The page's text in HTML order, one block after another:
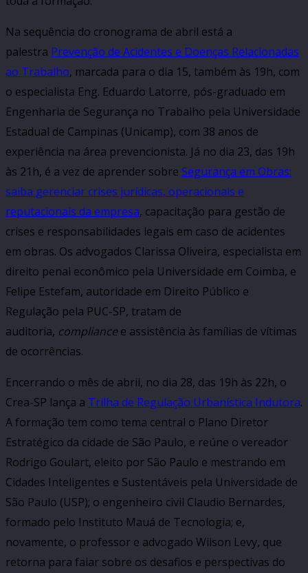
Na sequência do cronograma de abril está a
palestra Prevenção de Acidentes e Doenças Relacionadas
ao Trabalho, marcada para o dia 15, também às 19h, com
o especialista Eng. Eduardo Latorre, pós-graduado em
Engenharia de Segurança no Trabalho pela Universidade
Estadual de Campinas (Unicamp), com 38 anos de
experiência na área prevencionista. Já no dia 23, das 19h
às 21h, é a vez de aprender sobre Segurança em Obras:
saiba gerenciar crises jurídicas, operacionais e
reputacionais da empresa, capacitação para gestão de
crises e responsabilidades legais em caso de acidentes
em obras. Os advogados Clarissa Oliveira, especialista em
direito penal econômico pela Universidade em Coimba, e
Felipe Estefam, autoridade em Direito Público e
Regulação pela PUC-SP, tratam de
auditoria, compliancee assistência às famílias de vítimas
de ocorrências.
Encerrando o mês de abril, no dia 28, das 19h às 22h, o
Crea-SP lança a Trilha de Regulação Urbanística Indutora.
A formação tem como tema central o Plano Diretor
Estratégico da cidade de São Paulo, e reúne o vereador
Rodrigo Goulart, eleito por São Paulo e mestrando em
Cidades Inteligentes e Sustentáveis pela Universidade de
São Paulo (USP); o engenheiro civil Claudio Bernardes,
formado pelo Instituto Mauá de Tecnologia; e,
novamente, o professor e advogado Wilson Levy, que
retorna para falar sobre os desafios e perspectivas do